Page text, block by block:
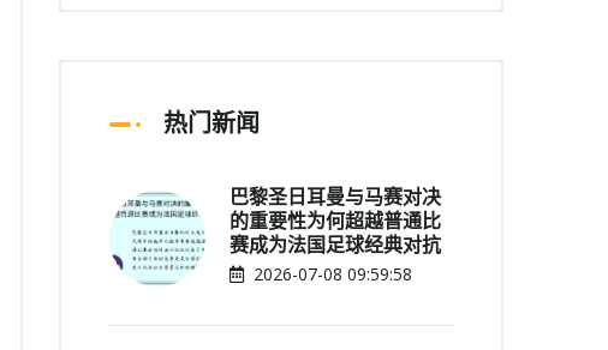
热门新闻
巴黎圣日耳曼与马赛对决
的重要性为何超越普通比
赛成为法国足球经典对抗
2026-07-08 09:59:58